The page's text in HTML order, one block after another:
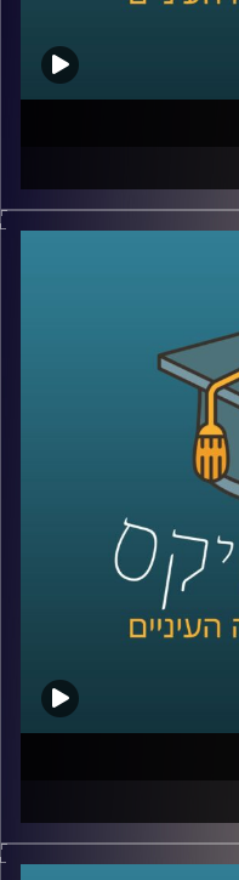
את מכון סגול
מדעי החברה. את
– שילוב
חינוך בכדי
המחקר על
של אנשים